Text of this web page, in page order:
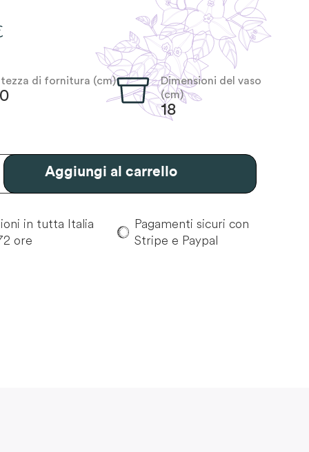
di fornitura (cm)
Dimensioni del vaso
(cm)
18
Aggiungi al carrello
in tutta Italia
ore
Pagamenti sicuri con
Stripe e Paypal